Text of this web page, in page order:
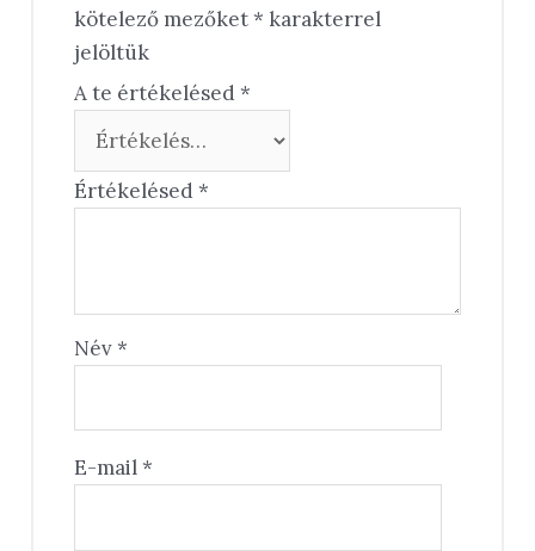
kötelező mezőket* karakterrel
jelöltük
A te értékelésed*
Értékelésed*
Név*
E-mail*